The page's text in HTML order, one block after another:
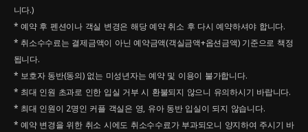
니다.)
* 예약 후 펜션이나 객실 변경은 해당 예약 취소 후 다시 예약하셔야 합니다.
* 취소수수료는 결제금액이 아닌 예약금액(객실금액+옵션금액) 기준으로 책정
됩니다.
* 보호자 동반(동의) 없는 미성년자는 예약 및 이용이 불가합니다.
* 최대 인원 초과로 인한 입실 거부 시 환불되지 않으니 유의하시기 바랍니다.
* 최대 인원이 2명인 커플 객실은 영, 유아 동반 입실이 되지 않습니다.
* 예약 변경을 위한 취소 시에도 취소수수료가 부과되오니 양지하여 주시기 바